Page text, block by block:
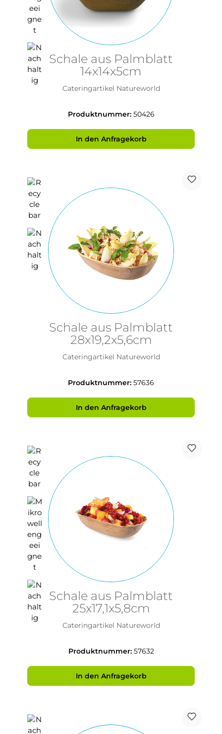
Schale aus Palmblatt
14x14x5cm
Cateringartikel Natureworld
Produktnummer: 50426
In den Anfragekorb
Schale aus Palmblatt
28x19,2x5,6cm
Cateringartikel Natureworld
Produktnummer: 57636
In den Anfragekorb
Schale aus Palmblatt
25x17,1x5,8cm
Cateringartikel Natureworld
Produktnummer: 57632
In den Anfragekorb